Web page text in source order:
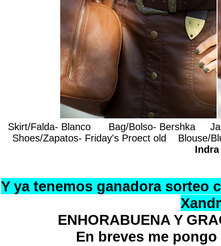
Skirt/Falda- Blanco Bag/Bolso- Bershka
Shoes/Zapatos- Friday's Proect old Blouse/
Indra
Y ya tenemos ganadora sorteo
ENHORABUENA Y
En breves me